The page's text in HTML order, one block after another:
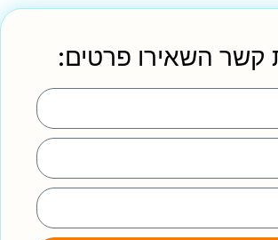
קשר השאירו פרטים: